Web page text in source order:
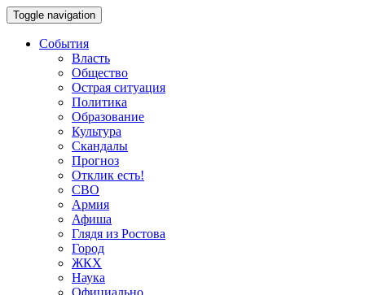
Toggle navigation
События
Власть
Общество
Острая ситуация
Политика
Образование
Культура
Скандалы
Прогноз
Отклик есть!
СВО
Армия
Афиша
Глядя из Ростова
Город
ЖКХ
Наука
Официально